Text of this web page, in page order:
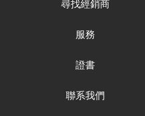
尋找經銷商
服務
證書
聯系我們